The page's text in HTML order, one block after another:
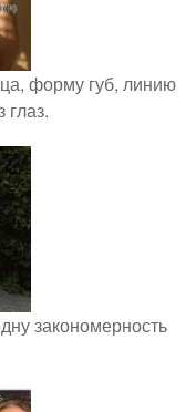
форму губ, линию
глаз.
закономерность